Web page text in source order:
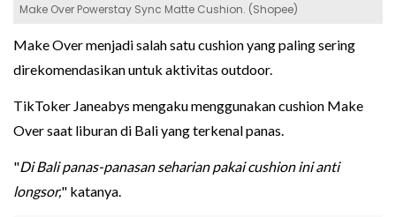
Make Over Powerstay Sync Matte Cushion. (Shopee)
Make Over menjadi salah satu cushion yang paling sering
direkomendasikan untuk aktivitas outdoor.
TikToker Janeabys mengaku menggunakan cushion Make
Over saat liburan di Bali yang terkenal panas.
"Di Bali panas-panasan seharian pakai cushion ini anti
longsor," katanya.